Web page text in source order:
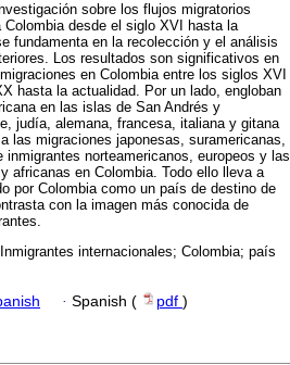
sobre los flujos migratorios
desde el siglo XVI hasta la
fundamenta en la recolección y el análisis
Los resultados son significativos en
en Colombia entre los siglos XVI
hasta la actualidad. Por un lado, engloban
en las islas de San Andrés y
judía, alemana, francesa, italiana y gitana
las migraciones japonesas, suramericanas,
norteamericanos, europeos y las
africanas en Colombia. Todo ello lleva a
por Colombia como un país de destino de
con la imagen más conocida de
internacionales; Colombia; país
· Spanish ( pdf )